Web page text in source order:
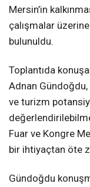
Mersin’in
çalışmalar
bulunuldu.
Toplantıda
Adnan
ve turizm
Fuar ve Kongre
bir ihtiyaçtan öte
Gündoğdu